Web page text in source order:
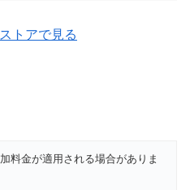
トアで見る
料金が適用される場合がありま